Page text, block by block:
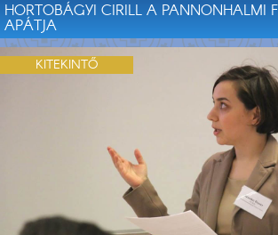
HORTOBÁGYI CIRILL A PANNONHALMI
APÁTJA
KITEKINTŐ